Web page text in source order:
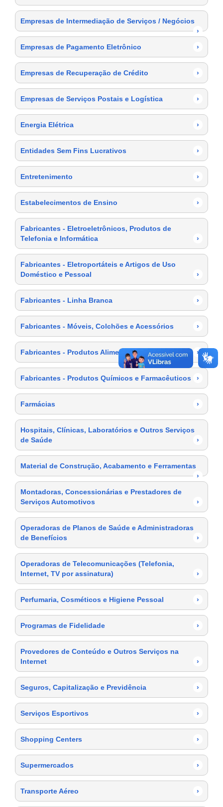
Empresas de Intermediação de Serviços / Negócios
›
Empresas de Pagamento Eletrônico
›
Empresas de Recuperação de Crédito ›
Empresas de Serviços Postais e Logística ›
Energia Elétrica ›
Entidades Sem Fins Lucrativos ›
Entretenimento ›
Estabelecimentos de Ensino ›
Fabricantes - Eletroeletrônicos, Produtos de
Telefonia e Informática
›
Fabricantes - Eletroportáteis e Artigos de Uso
Doméstico e Pessoal
›
Fabricantes - Linha Branca ›
Fabricantes - Móveis, Colchões e Acessórios ›
Fabricantes - Produtos Alimentícios ›
Fabricantes - Produtos Químicos e Farmacêuticos ›
Farmácias ›
Hospitais, Clínicas, Laboratórios e Outros Serviços
de Saúde
›
Material de Construção, Acabamento e Ferramentas
›
Montadoras, Concessionárias e Prestadores de
Serviços Automotivos
›
Operadoras de Planos de Saúde e Administradoras
de Benefícios
›
Operadoras de Telecomunicações (Telefonia,
Internet, TV por assinatura)
›
Perfumaria, Cosméticos e Higiene Pessoal ›
Programas de Fidelidade ›
Provedores de Conteúdo e Outros Serviços na
Internet
›
Seguros, Capitalização e Previdência ›
Serviços Esportivos ›
Shopping Centers ›
Supermercados ›
Transporte Aéreo ›